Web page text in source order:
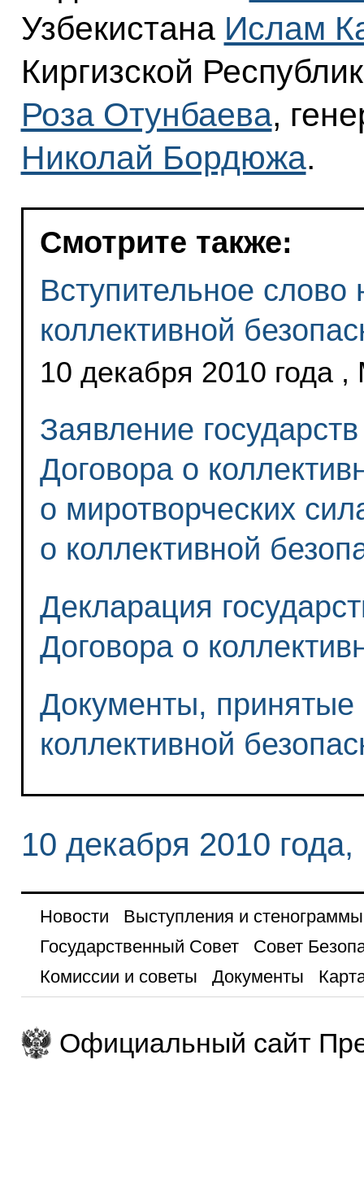
Узбекистана Ислам
Киргизской
Роза Отунбаева,
Николай Бордюжа.
Смотрите также:
Вступительное
коллективной
10 декабря 2010 года
Заявление
Договора о
о миротворческих
о коллективной
Декларация
Договора о
Документы, принятые
коллективной
10 декабря 2010
Новости
Выступления и стенограммы
Государственный Совет
Совет
Комиссии и советы
Документы
Официальный сайт